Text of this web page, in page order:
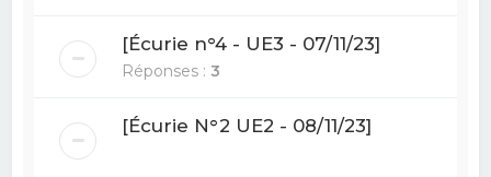
[Écurie n°4 - UE3 - 07/11/23]
Réponses :3
[Écurie N°2 UE2 - 08/11/23]